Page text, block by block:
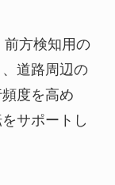
前方検知用の
道路周辺の
度を高め
サポートし